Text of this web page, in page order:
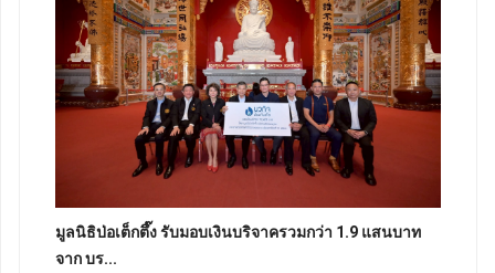
มูลนิธิป่อเต็กตึ๊ง รับมอบเงินบริจาครวมกว่า 1.9 แสนบาท
จาก บร...